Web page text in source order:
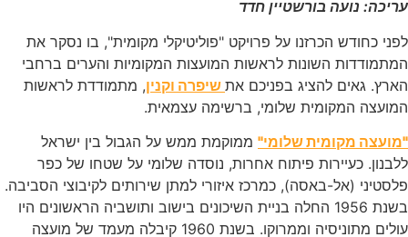
נועה בורשטיין חדד
כחודש הכרזנו על פרויקט "פוליטיקלי מקומית", בו נסקר את
השונות לראשות המועצות המקומיות והערים ברחבי
גאים להציג בפניכם את שיפרה וקנין, מתמודדת לראשות
המקומית שלומי, ברשימה עצמאית.
מקומית שלומי"ממוקמת ממש על הגבול בין ישראל
כעיירות פיתוח אחרות, נוסדה שלומי על שטחו של כפר
(אל-באסה), כמרכז איזורי למתן שירותים לקיבוצי הסביבה.
בשנת 1956 החלה בניית השיכונים בישוב ותושביה הראשונים היו
עולים מתוניסיה וממרוקו. בשנת 1960 קיבלה מעמד של מועצה